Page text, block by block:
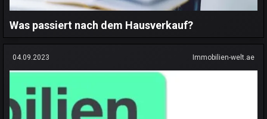
Was passiert nach dem Hausverkauf?
04.09.2023 Immobilien-welt.ae